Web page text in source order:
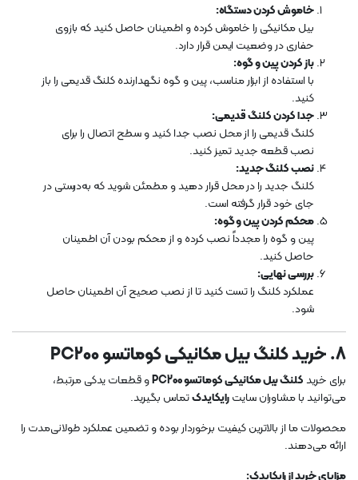
خاموش کردن دستگاه:
بیل مکانیکی را خاموش کرده و اطمینان حاصل کنید که بازوی
حفاری در وضعیت ایمن قرار دارد.
باز کردن پین و گوه:
با استفاده از ابزار مناسب، پین و گوه نگهدارنده کلنگ قدیمی را باز
کنید.
جدا کردن کلنگ قدیمی:
کلنگ قدیمی را از محل نصب جدا کنید و سطح اتصال را برای
نصب قطعه جدید تمیز کنید.
نصب کلنگ جدید:
کلنگ جدید را در محل قرار دهید و مطمئن شوید که به‌درستی در
جای خود قرار گرفته است.
محکم کردن پین و گوه:
پین و گوه را مجدداً نصب کرده و از محکم بودن آن اطمینان
حاصل کنید.
بررسی نهایی:
عملکرد کلنگ را تست کنید تا از نصب صحیح آن اطمینان حاصل
شود.
8. خرید کلنگ بیل مکانیکی کوماتسو PC200
برای خریدکلنگ بیل مکانیکی کوماتسو PC200
و قطعات یدکی مرتبط،
می‌توانید با مشاوران سایترایکایدکتماس بگیرید.
محصولات ما از بالاترین کیفیت برخوردار بوده و تضمین عملکرد طولانی‌مدت را
ارائه می‌دهند.